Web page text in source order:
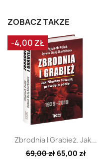
ZOBACZ TAKŻE
Szybki podgląd
Zbrodnia I Grabież. Jak...
69,00 zł 65,00 zł
-4,00 ZŁ